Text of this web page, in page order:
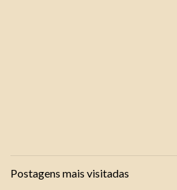
Postagens mais visitadas